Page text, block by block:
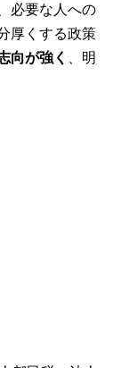
必要な人への
厚くする政策
向が強く
、明